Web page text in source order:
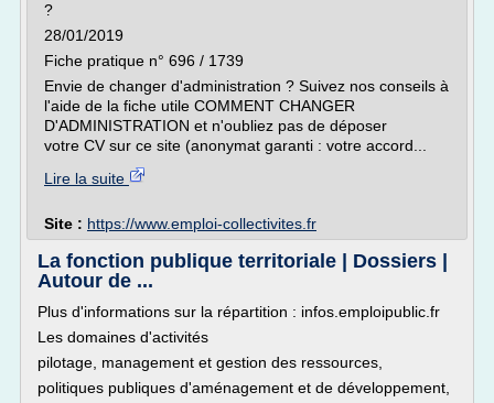
?
28/01/2019
Fiche pratique n° 696 / 1739
Envie de changer d'administration ? Suivez nos conseils à
l'aide de la fiche utile COMMENT CHANGER
D'ADMINISTRATION et n'oubliez pas de déposer
votre CV sur ce site (anonymat garanti : votre accord...
Lire la suite
Site : https://www.emploi-collectivites.fr
La fonction publique territoriale | Dossiers |
Autour de ...
Plus d'informations sur la répartition : infos.emploipublic.fr
Les domaines d'activités
pilotage, management et gestion des ressources,
politiques publiques d'aménagement et de développement,